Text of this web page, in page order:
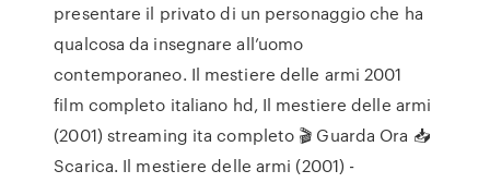
presentare il privato di un personaggio che ha
qualcosa da insegnare all’uomo
contemporaneo. Il mestiere delle armi 2001
film completo italiano hd, Il mestiere delle armi
(2001) streaming ita completo 🎬 Guarda Ora 📥
Scarica. Il mestiere delle armi (2001) -